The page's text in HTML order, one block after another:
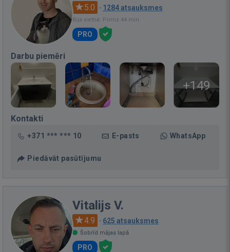
5.0 · 1284 atsauksmes
Bija vietnē: Pirms 44 min.
PRO
Darbu piemēri
+149
Kontakti
+371 *** *** 10 E-pasts WhatsApp
Piedāvāt pasūtījumu
Vitalijs V.
4.9 · 625 atsauksmes
Šobrīd mājas lapā
PRO